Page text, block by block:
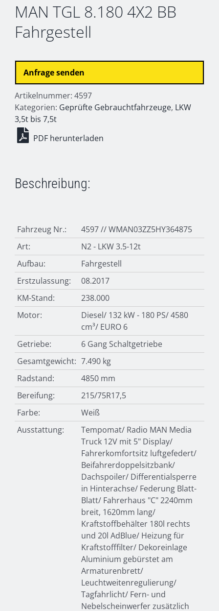
MAN TGL 8.180 4X2 BB
Fahrgestell
Anfrage senden
Artikelnummer: 4597
Kategorien: Geprüfte Gebrauchtfahrzeuge, LKW
3,5t bis 7,5t
PDF herunterladen
Beschreibung:
Fahrzeug Nr.:
4597 // WMAN03ZZ5HY364875
Art:
N2 - LKW 3.5-12t
Aufbau:
Fahrgestell
Erstzulassung:
08.2017
KM-Stand:
238.000
Motor:
Diesel/ 132 kW - 180 PS/ 4580
cm³/ EURO 6
Getriebe:
6 Gang Schaltgetriebe
Gesamtgewicht: 7.490 kg
Radstand:
4850 mm
Bereifung:
215/75R17,5
Farbe:
Weiß
Ausstattung:
Tempomat/ Radio MAN Media
Truck 12V mit 5" Display/
Fahrerkomfortsitz luftgefedert/
Beifahrerdoppelsitzbank/
Dachspoiler/ Differentialsperre
in Hinterachse/ Federung Blatt-
Blatt/ Fahrerhaus "C" 2240mm
breit, 1620mm lang/
Kraftstoffbehälter 180l rechts
und 20l AdBlue/ Heizung für
Kraftstofffilter/ Dekoreinlage
Aluminium gebürstet am
Armaturenbrett/
Leuchtweitenregulierung/
Tagfahrlicht/ Fern- und
Nebelscheinwerfer zusätzlich